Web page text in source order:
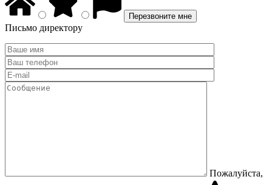
Письмо директору
Пожалуйста,